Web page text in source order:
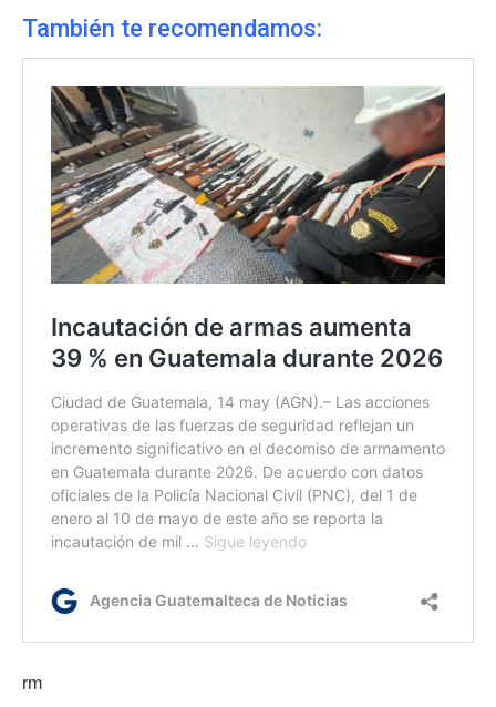
También te recomendamos:
rm